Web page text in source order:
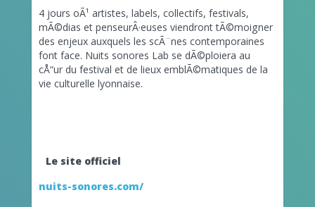
4 jours oÃ¹ artistes, labels, collectifs, festivals,
mÃ©dias et penseurÂ·euses viendront tÃ©moigner
des enjeux auxquels les scÃ¨nes contemporaines
font face. Nuits sonores Lab se dÃ©ploiera au
cÅ“ur du festival et de lieux emblÃ©matiques de la
vie culturelle lyonnaise.
Le site officiel
nuits-sonores.com/